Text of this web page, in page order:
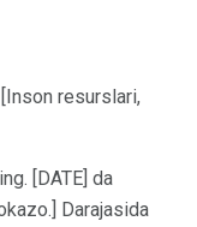
resurslari,
[DATE] da
Darajasida